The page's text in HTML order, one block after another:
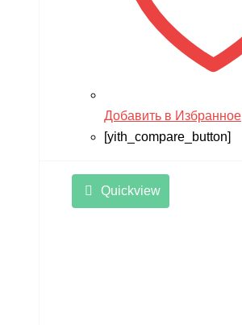
Добавить в Избранное
[yith_compare_button]
Quickview